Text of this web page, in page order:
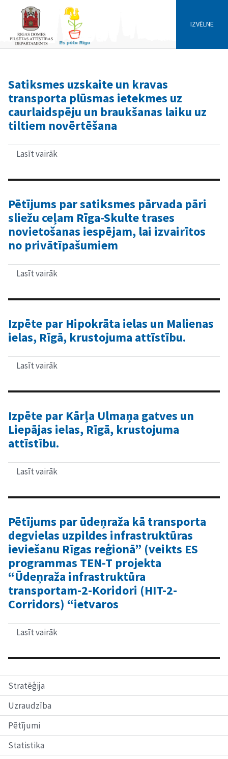
IZVĒLNE
Stratēģija
Uzraudzība
Pētījumi
Statistika
Satiksmes uzskaite un kravas
transporta plūsmas ietekmes uz
caurlaidspēju un braukšanas laiku uz
tiltiem novērtēšana
Lasīt vairāk
un
transporta
plūsmas
ietekmes
uz
caurlaidspēju
un
braukšanas
laiku
Pētījums par satiksmes pārvada pāri
sliežu ceļam Rīga-Skulte trases
novietošanas iespējam, lai izvairītos
no privātīpašumiem
Lasīt vairāk
satiksmes
pāri
sliežu
ceļam
Rīga-
Skulte
lai
privātīpašumiem
Izpēte par Hipokrāta ielas un Malienas
ielas, Rīgā, krustojuma attīstību.
Lasīt vairāk
Hipokrāta
un
Malienas
ielas,
krustojuma
Izpēte par Kārļa Ulmaņa gatves un
Liepājas ielas, Rīgā, krustojuma
attīstību.
Lasīt vairāk
Kārļa
gatves
un
Liepājas
ielas,
Rīgā,
krustojuma
attīstību.
Pētījums par ūdeņraža kā transporta
degvielas uzpildes infrastruktūras
ieviešanu Rīgas reģionā” (veikts ES
programmas TEN-T projekta
“Ūdeņraža infrastruktūra
transportam-2-Koridori (HIT-2-
Corridors) “ietvaros
Lasīt vairāk
ūdeņraža
transporta
uzpildes
ieviešanu
reģionā”